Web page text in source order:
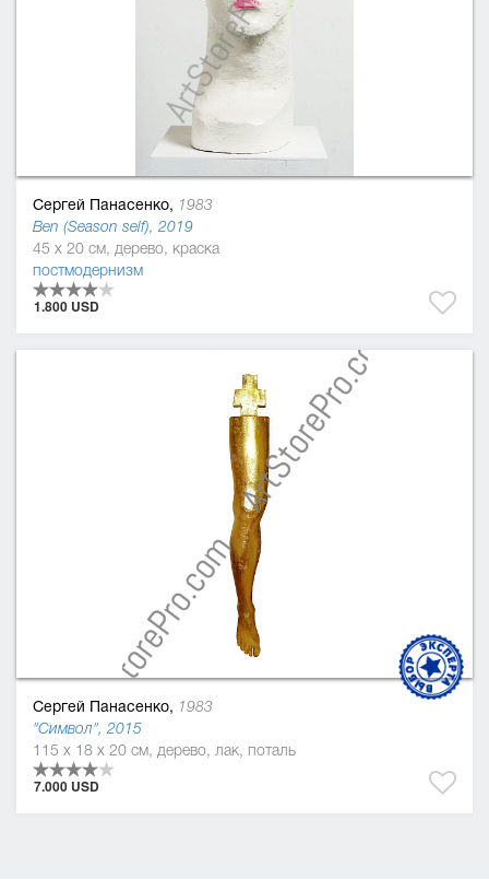
Сергей Панасенко, 1983
Ben (Season self), 2019
45 x 20 см, дерево, краска
постмодернизм
1.800 USD
Сергей Панасенко, 1983
"Символ", 2015
115 x 18 x 20 см, дерево, лак, поталь
7.000 USD